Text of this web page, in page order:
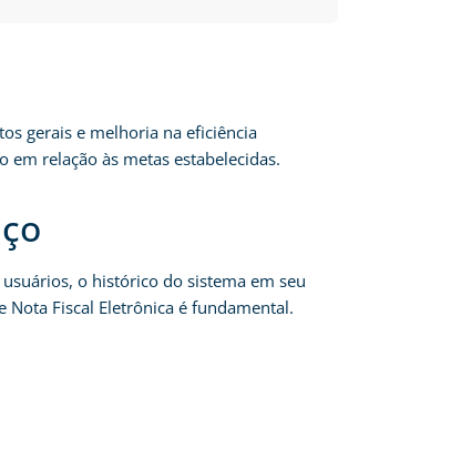
gerais e melhoria na eficiência
relação às metas estabelecidas.
o histórico do sistema em seu
Nota Fiscal Eletrônica é fundamental.